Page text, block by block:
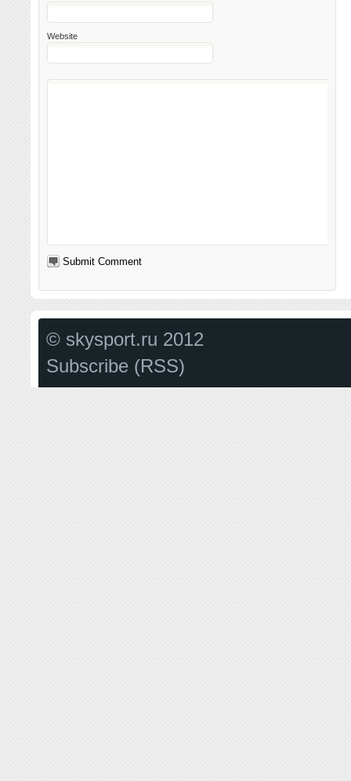
Website
© skysport.ru 2012
Subscribe (RSS)